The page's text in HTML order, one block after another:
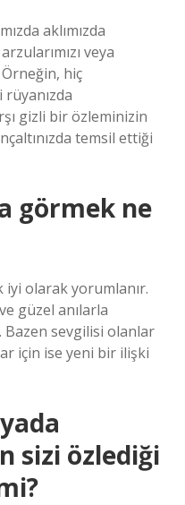
aklımızda
veya
hiç
gizli bir özleminizin
temsil ettiği
görmek ne
olarak yorumlanır.
güzel anılarla
Bazen sevgilisi olanlar
için ise yeni bir ilişki
sizi özlediği